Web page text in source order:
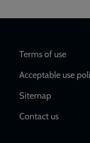
Terms of use
Acceptable use
Sitemap
Contact us